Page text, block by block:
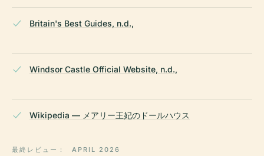
Britain's Best Guides, n.d.,
Windsor Castle Official Website, n.d.,
Wikipedia — メアリー王妃のドールハウス
最終レビュー： APRIL 2026